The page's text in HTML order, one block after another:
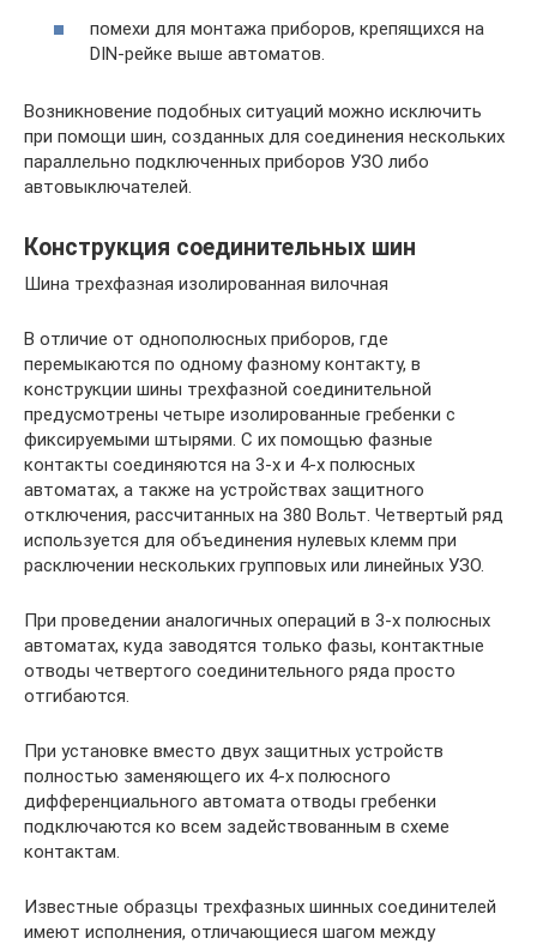
помехи для монтажа приборов, крепящихся на
DIN-рейке выше автоматов.
Возникновение подобных ситуаций можно исключить
при помощи шин, созданных для соединения нескольких
параллельно подключенных приборов УЗО либо
автовыключателей.
Конструкция соединительных шин
Шина трехфазная изолированная вилочная
В отличие от однополюсных приборов, где
перемыкаются по одному фазному контакту, в
конструкции шины трехфазной соединительной
предусмотрены четыре изолированные гребенки с
фиксируемыми штырями. С их помощью фазные
контакты соединяются на 3-х и 4-х полюсных
автоматах, а также на устройствах защитного
отключения, рассчитанных на 380 Вольт. Четвертый ряд
используется для объединения нулевых клемм при
расключении нескольких групповых или линейных УЗО.
При проведении аналогичных операций в 3-х полюсных
автоматах, куда заводятся только фазы, контактные
отводы четвертого соединительного ряда просто
отгибаются.
При установке вместо двух защитных устройств
полностью заменяющего их 4-х полюсного
дифференциального автомата отводы гребенки
подключаются ко всем задействованным в схеме
контактам.
Известные образцы трехфазных шинных соединителей
имеют исполнения, отличающиеся шагом между